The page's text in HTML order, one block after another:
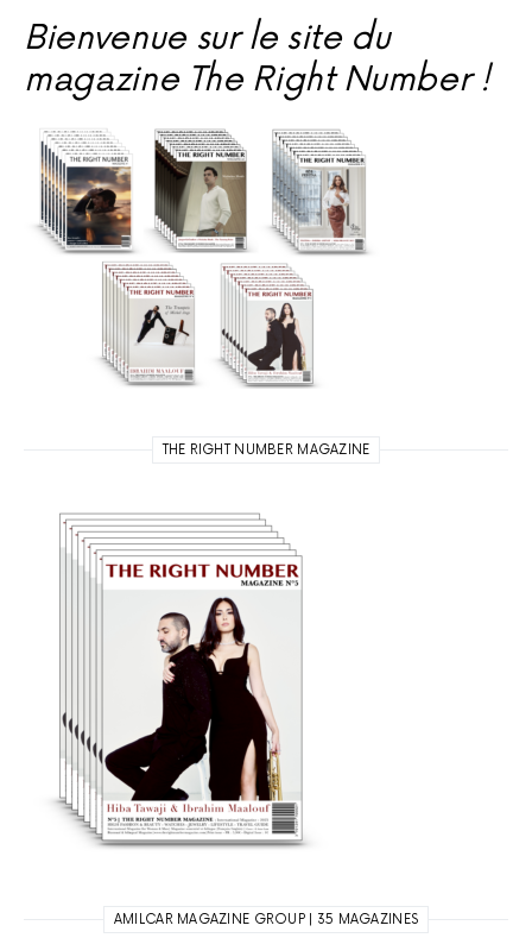
Bienvenue sur le site du
magazine The Right Number !
THE RIGHT NUMBER MAGAZINE
AMILCAR MAGAZINE GROUP | 35 MAGAZINES